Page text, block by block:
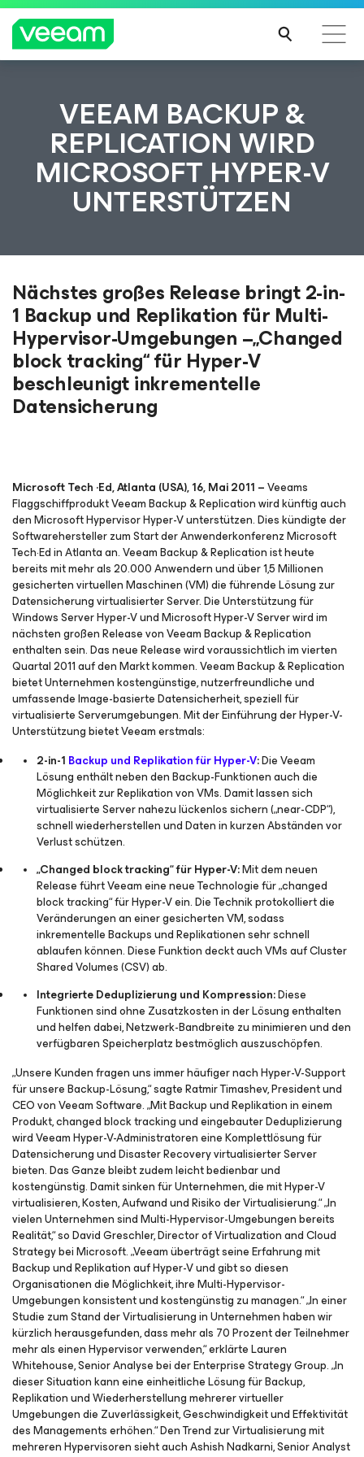
Hinweise von Veeam für Kunden, die vom Content-
Update von CrowdStrike betroffen sind
ERFA
VEEAM BACKUP &
REPLICATION WIRD
MICROSOFT HYPER-V
UNTERSTÜTZEN
Nächstes großes Release bringt 2-in-
1 Backup und Replikation für Multi-
Hypervisor-Umgebungen –„Changed
block tracking“ für Hyper-V
beschleunigt inkrementelle
Datensicherung
Microsoft Tech ·Ed, Atlanta (USA), 16, Mai 2011 –Veeams
Flaggschiffprodukt Veeam Backup & Replication wird künftig auch
den Microsoft Hypervisor Hyper-V unterstützen. Dies kündigte der
Softwarehersteller zum Start der Anwenderkonferenz Microsoft
Tech·Ed in Atlanta an. Veeam Backup & Replication ist heute
bereits mit mehr als 20.000 Anwendern und über 1,5 Millionen
gesicherten virtuellen Maschinen (VM) die führende Lösung zur
Datensicherung virtualisierter Server. Die Unterstützung für
Windows Server Hyper-V und Microsoft Hyper-V Server wird im
nächsten großen Release von Veeam Backup & Replication
enthalten sein. Das neue Release wird voraussichtlich im vierten
Quartal 2011 auf den Markt kommen. Veeam Backup & Replication
bietet Unternehmen kostengünstige, nutzerfreundliche und
umfassende Image-basierte Datensicherheit, speziell für
virtualisierte Serverumgebungen. Mit der Einführung der Hyper-V-
Unterstützung bietet Veeam erstmals:
2-in-1 Backup und Replikation für Hyper-V:Die Veeam
Lösung enthält neben den Backup-Funktionen auch die
Möglichkeit zur Replikation von VMs. Damit lassen sich
virtualisierte Server nahezu lückenlos sichern („near-CDP“),
schnell wiederherstellen und Daten in kurzen Abständen vor
Verlust schützen.
„Changed block tracking“ für Hyper-V:Mit dem neuen
Release führt Veeam eine neue Technologie für „changed
block tracking“ für Hyper-V ein. Die Technik protokolliert die
Veränderungen an einer gesicherten VM, sodass
inkrementelle Backups und Replikationen sehr schnell
ablaufen können. Diese Funktion deckt auch VMs auf Cluster
Shared Volumes (CSV) ab.
Integrierte Deduplizierung und Kompression:Diese
Funktionen sind ohne Zusatzkosten in der Lösung enthalten
und helfen dabei, Netzwerk-Bandbreite zu minimieren und den
verfügbaren Speicherplatz bestmöglich auszuschöpfen.
„Unsere Kunden fragen uns immer häufiger nach Hyper-V-Support
für unsere Backup-Lösung,“ sagte Ratmir Timashev, President und
CEO von Veeam Software. „Mit Backup und Replikation in einem
Produkt, changed block tracking und eingebauter Deduplizierung
wird Veeam Hyper-V-Administratoren eine Komplettlösung für
Datensicherung und Disaster Recovery virtualisierter Server
bieten. Das Ganze bleibt zudem leicht bedienbar und
kostengünstig. Damit sinken für Unternehmen, die mit Hyper-V
virtualisieren, Kosten, Aufwand und Risiko der Virtualisierung.“ „In
vielen Unternehmen sind Multi-Hypervisor-Umgebungen bereits
Realität,“ so David Greschler, Director of Virtualization and Cloud
Strategy bei Microsoft. „Veeam überträgt seine Erfahrung mit
Backup und Replikation auf Hyper-V und gibt so diesen
Organisationen die Möglichkeit, ihre Multi-Hypervisor-
Umgebungen konsistent und kostengünstig zu managen.“ „In einer
Studie zum Stand der Virtualisierung in Unternehmen haben wir
kürzlich herausgefunden, dass mehr als 70 Prozent der Teilnehmer
mehr als einen Hypervisor verwenden,“ erklärte Lauren
Whitehouse, Senior Analyse bei der Enterprise Strategy Group. „In
dieser Situation kann eine einheitliche Lösung für Backup,
Replikation und Wiederherstellung mehrerer virtueller
Umgebungen die Zuverlässigkeit, Geschwindigkeit und Effektivität
des Managements erhöhen.“ Den Trend zur Virtualisierung mit
mehreren Hypervisoren sieht auch Ashish Nadkarni, Senior Analyst